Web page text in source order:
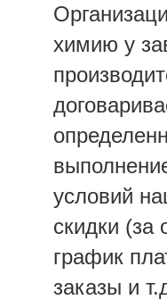
химию у
условий
скидки (за
график
заказы и